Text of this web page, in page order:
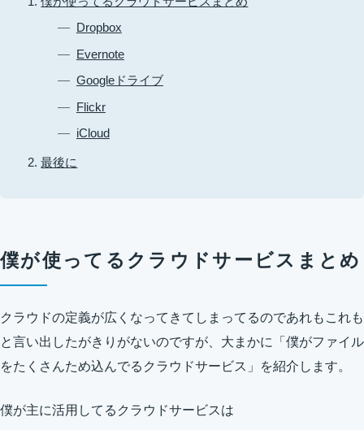
Dropbox
Evernote
Googleドライブ
Flickr
iCloud
最後に
僕が使ってるクラウドサービスまとめ
クラウドの定義が広くなってきてしまってるのであれもこれも
と言い出したがきりがないのですが、大まかに「僕がファイル
をたくさんため込んでるクラウドサービス」を紹介します。
僕が主に活用してるクラウドサービスは